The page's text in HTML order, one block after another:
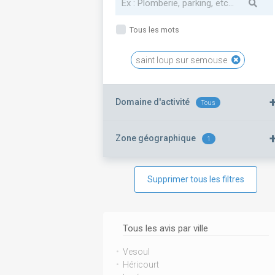
Tous les mots
saint loup sur semouse
Domaine d'activité Tous
Zone géographique 1
Supprimer tous les filtres
Tous les avis par ville
Vesoul
Héricourt